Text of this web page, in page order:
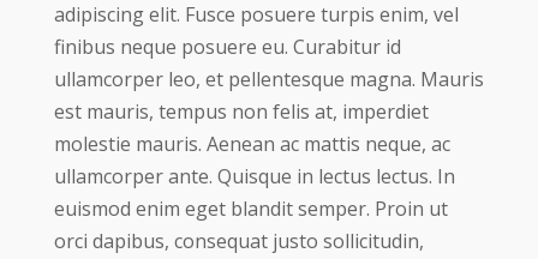
adipiscing elit. Fusce posuere turpis enim, vel
finibus neque posuere eu. Curabitur id
ullamcorper leo, et pellentesque magna. Mauris
est mauris, tempus non felis at, imperdiet
molestie mauris. Aenean ac mattis neque, ac
ullamcorper ante. Quisque in lectus lectus. In
euismod enim eget blandit semper. Proin ut
orci dapibus, consequat justo sollicitudin,